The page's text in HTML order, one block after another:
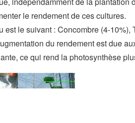
le rendement de ces cultures.
est le suivant : Concombre (4-10%),
du rendement est due
ce qui rend la photosynthèse